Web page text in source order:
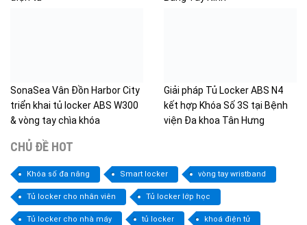
SonaSea Vân Đồn Harbor City
triển khai tủ locker ABS W300
& vòng tay chìa khóa
Giải pháp Tủ Locker ABS N4
kết hợp Khóa Số 3S tại Bệnh
viện Đa khoa Tân Hưng
CHỦ ĐỀ HOT
Khóa số đa năng Smart locker vòng tay wristband
Tủ locker cho nhân viên Tủ locker lớp học
Tủ locker cho nhà máy tủ locker khoá điện tử